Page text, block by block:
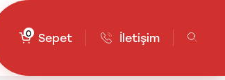
0 Sepet İletişim